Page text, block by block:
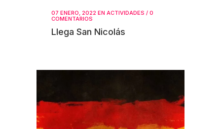
07 ENERO, 2022 EN ACTIVIDADES / 0
COMENTARIOS
Llega San Nicolás